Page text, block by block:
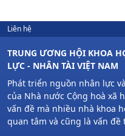
Liên hệ
TRUNG ƯƠNG HỘI KHOA
LỰC - NHÂN TÀI VIỆT NAM
Phát triển nguồn nhân lực
của Nhà nước Cộng hoà xã
vấn đề mà nhiều nhà khoa
quan tâm và cũng là vấn